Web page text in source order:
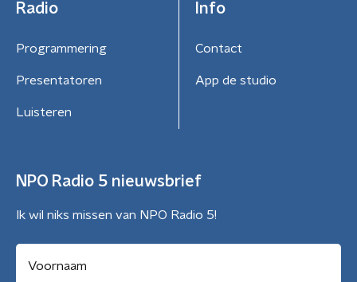
Radio
Programmering
Presentatoren
Luisteren
Info
Contact
App de studio
NPO Radio 5 nieuwsbrief
Ik wil niks missen van NPO Radio 5!